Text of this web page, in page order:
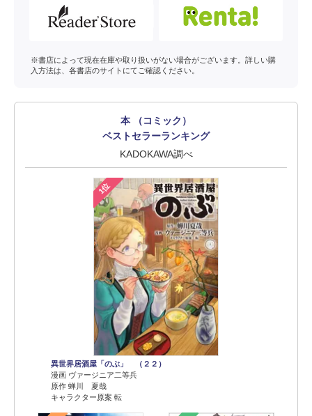
※書店によって現在在庫や取り扱いがない場合がございます。詳しい購
入方法は、各書店のサイトにてご確認ください。
本 （コミック）
ベストセラーランキング
KADOKAWA調べ
1位
異世界居酒屋「のぶ」 （２２）
漫画 ヴァージニア二等兵
原作 蝉川 夏哉
キャラクター原案 転